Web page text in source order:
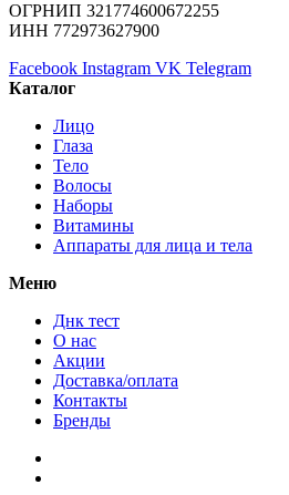
ОГРНИП 321774600672255
ИНН 772973627900
Facebook Instagram VK Telegram
Каталог
Лицо
Глаза
Тело
Волосы
Наборы
Витамины
Аппараты для лица и тела
Меню
Днк тест
О нас
Акции
Доставка/оплата
Контакты
Бренды